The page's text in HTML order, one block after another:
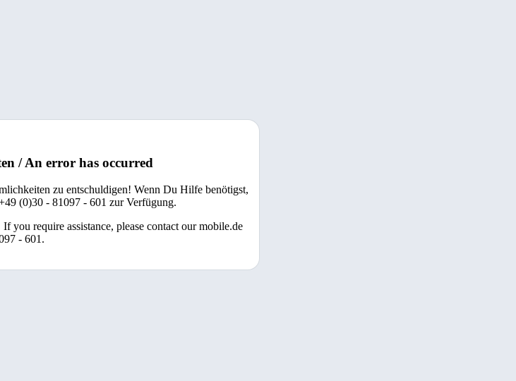
/ An error has occurred
zu entschuldigen! Wenn Du Hilfe benötigst,
(0)30 - 81097 - 601 zur Verfügung.
you require assistance, please contact our mobile.de
- 601.